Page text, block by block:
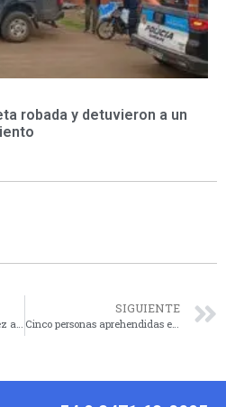
robada y detuvieron a un
SIGUIENTE
Cinco personas aprehendidas en nuestra ciudad tras un robo en Las Parejas